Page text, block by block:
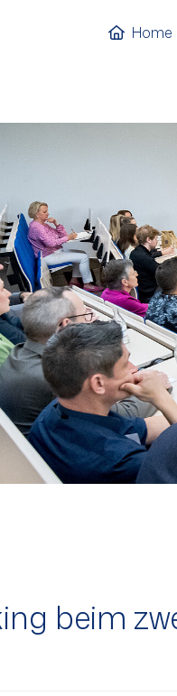
Home
beim